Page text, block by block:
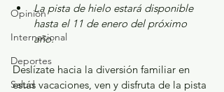
Opinión
Internacional
Deportes
Salud
La pista de hielo estará disponible
hasta el 11 de enero del próximo
año.
Deslízate hacia la diversión familiar en
estás vacaciones, ven y disfruta de la pista